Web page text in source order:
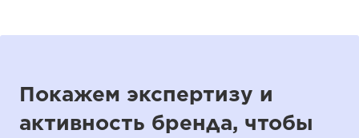
Покажем экспертизу и
активность бренда, чтобы